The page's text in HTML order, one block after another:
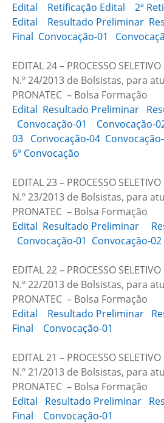
Edital
Retificação Edital
2ª
Edital
Resultado Preliminar
Final Convocação-01
EDITAL 24 – PROCESSO
N.º 24/2013 de Bolsistas, para
PRONATEC – Bolsa Formação
Edital Resultado Preliminar
Convocação-01
Convocação-
03 Convocação-04
6ª Convocação
EDITAL 23 – PROCESSO
N.º 23/2013 de Bolsistas, para
PRONATEC – Bolsa Formação
Edital Resultado Preliminar
Convocação-01 Convocação-02
EDITAL 22 – PROCESSO
N.º 22/2013 de Bolsistas, para
PRONATEC – Bolsa Formação
Edital
Resultado Preliminar
Final
Convocação-01
EDITAL 21 – PROCESSO
N.º 21/2013 de Bolsistas, para
PRONATEC – Bolsa Formação
Edital
Resultado Preliminar
Final
Convocação-01